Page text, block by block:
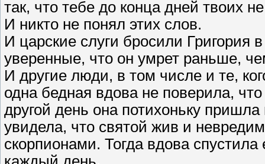
так, что тебе до конца дней твоих
И никто не понял этих слов.
И царские слуги бросили
уверенные, что он умрет раньше,
И другие люди, в том числе и те,
одна бедная вдова не поверила,
другой день она потихоньку
увидела, что святой жив и
скорпионами. Тогда вдова